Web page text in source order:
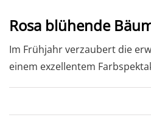
Rosa blühende
Im Frühjahr verzaubert die
einem exzellentem